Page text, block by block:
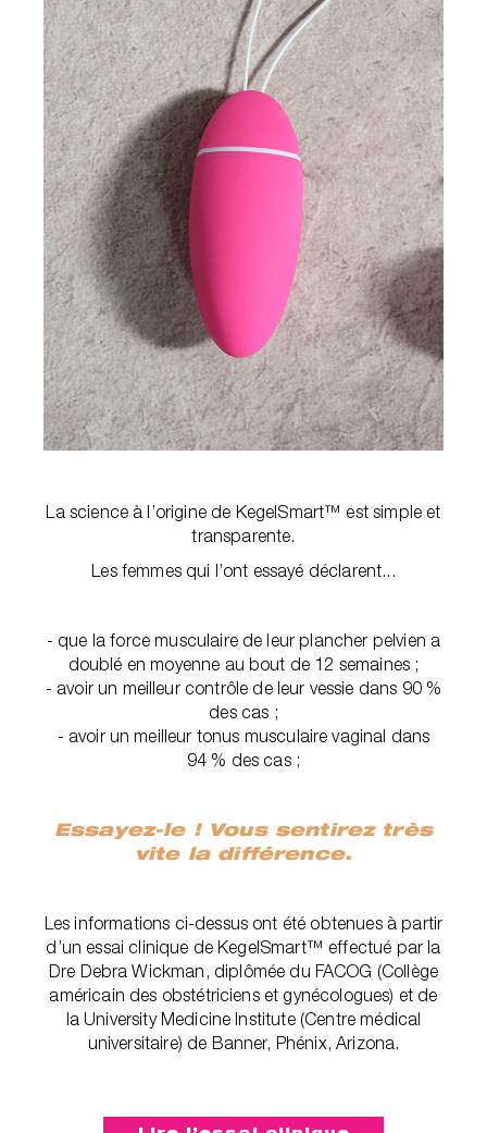
La science à l’origine de KegelSmart™ est simple et
transparente.
Les femmes qui l’ont essayé déclarent...
- que la force musculaire de leur plancher pelvien a
doublé en moyenne au bout de 12 semaines ;
- avoir un meilleur contrôle de leur vessie dans 90 %
des cas ;
- avoir un meilleur tonus musculaire vaginal dans
94 % des cas ;
Essayez-le ! Vous sentirez très
vite la différence.
Les informations ci-dessus ont été obtenues à partir
d’un essai clinique de KegelSmart™ effectué par la
Dre Debra Wickman, diplômée du FACOG (Collège
américain des obstétriciens et gynécologues) et de
la University Medicine Institute (Centre médical
universitaire) de Banner, Phénix, Arizona.‎